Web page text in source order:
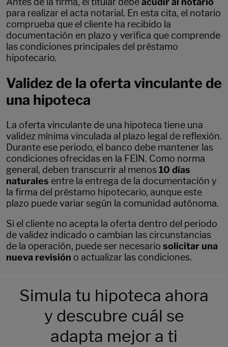
para realizar el acta notarial. En esta cita, el notario
comprueba que el cliente ha recibido la
documentación en plazo y verifica que comprende
las condiciones principales del préstamo
hipotecario.
Validez de la oferta vinculante de
una hipoteca
La oferta vinculante de una hipoteca tiene una
validez mínima vinculada al plazo legal de reflexión.
Durante ese periodo, el banco debe mantener las
condiciones ofrecidas en la FEIN. Como norma
general, deben transcurrir al menos10 días
naturales entre la entrega de la documentación y
la firma del préstamo hipotecario, aunque este
plazo puede variar según la comunidad autónoma.
Si el cliente no acepta la oferta dentro del periodo
de validez indicado o cambian las circunstancias
de la operación, puede ser necesario solicitar una
nueva revisión o actualizar las condiciones.
Simula tu hipoteca ahora
y descubre cuál se
adapta mejor a ti